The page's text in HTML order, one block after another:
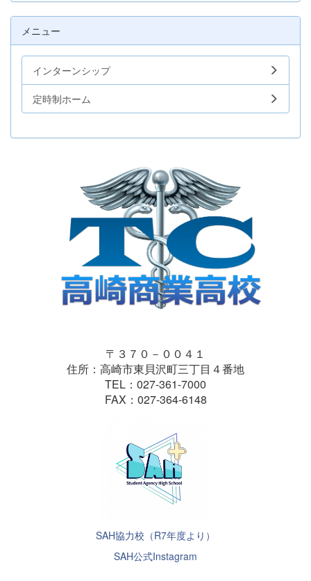
メニュー
インターンシップ
定時制ホーム
〒３７０－００４１
住所：高崎市東貝沢町三丁目４番地
TEL：027-361-7000
FAX：027-364-6148
SAH協力校（R7年度より）
SAH公式Instagram